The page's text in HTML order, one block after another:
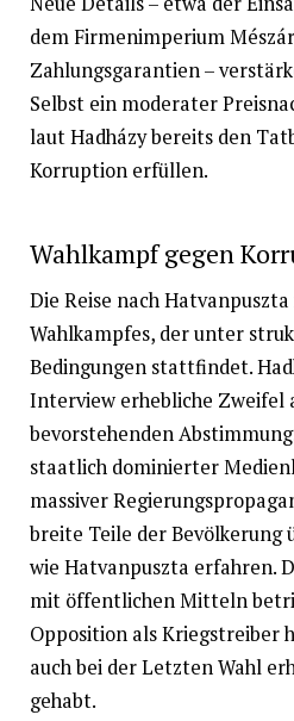
dem Firmenimperium
Zahlungsgarantien –
Selbst ein moderater
laut Hadházy bereits den
Korruption erfüllen.
Wahlkampf gegen
Die Reise nach
Wahlkampfes, der unter
Bedingungen stattfindet.
Interview erhebliche Zweifel
bevorstehenden
staatlich dominierter
massiver
breite Teile der Bevölkerung
wie Hatvanpuszta erfahren.
mit öffentlichen Mitteln
Opposition als Kriegstreiber
auch bei der Letzten Wahl
gehabt.